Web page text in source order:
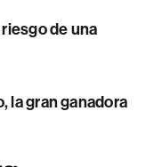
de una
la gran ganadora